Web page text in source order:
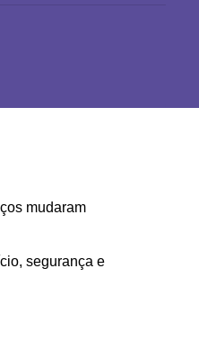
mudaram
segurança e